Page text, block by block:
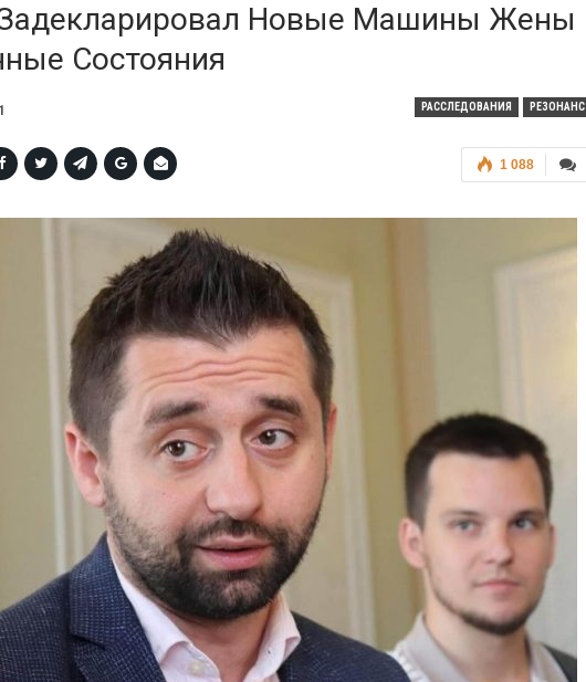
Новые Машины Жены
Состояния
РАССЛЕДОВАНИЯ РЕЗОНАНС
1 088